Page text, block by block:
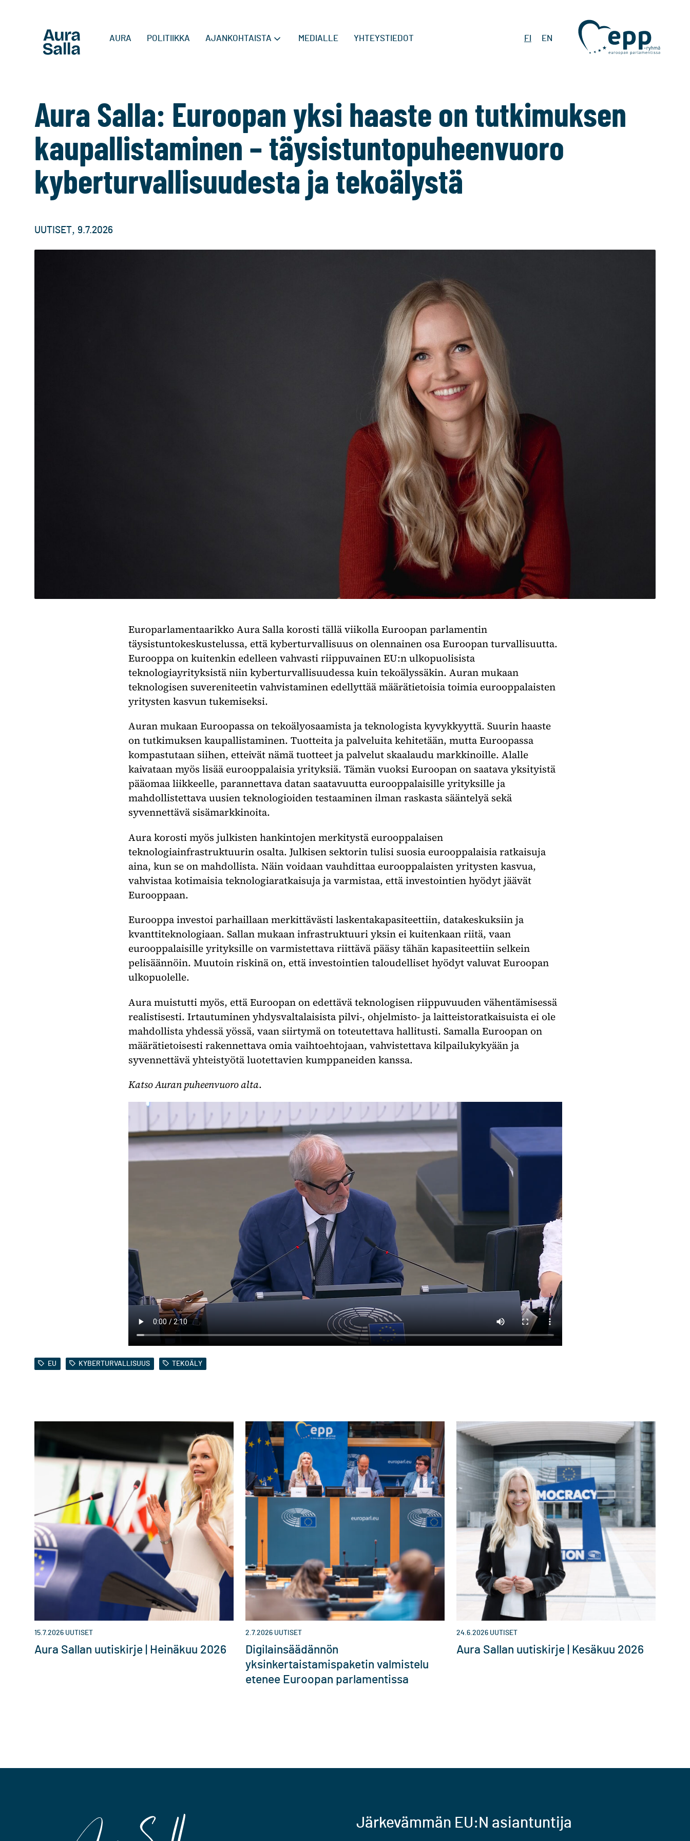
AURA POLITIIKKA AJANKOHTAISTA MEDIALLE YHTEYSTIEDOT FI EN
Aura Salla: Euroopan yksi haaste on tutkimuksen
kaupallistaminen – täysistuntopuheenvuoro
kyberturvallisuudesta ja tekoälystä
UUTISET ,9.7.2026
Europarlamentaarikko Aura Salla korosti tällä viikolla Euroopan parlamentin
täysistuntokeskustelussa, että kyberturvallisuus on olennainen osa Euroopan turvallisuutta.
Eurooppa on kuitenkin edelleen vahvasti riippuvainen EU:n ulkopuolisista
teknologiayrityksistä niin kyberturvallisuudessa kuin tekoälyssäkin. Auran mukaan
teknologisen suvereniteetin vahvistaminen edellyttää määrätietoisia toimia eurooppalaisten
yritysten kasvun tukemiseksi.
Auran mukaan Euroopassa on tekoälyosaamista ja teknologista kyvykkyyttä. Suurin haaste
on tutkimuksen kaupallistaminen. Tuotteita ja palveluita kehitetään, mutta Euroopassa
kompastutaan siihen, etteivät nämä tuotteet ja palvelut skaalaudu markkinoille. Alalle
kaivataan myös lisää eurooppalaisia yrityksiä. Tämän vuoksi Euroopan on saatava yksityistä
pääomaa liikkeelle, parannettava datan saatavuutta eurooppalaisille yrityksille ja
mahdollistettava uusien teknologioiden testaaminen ilman raskasta sääntelyä sekä
syvennettävä sisämarkkinoita.
Aura korosti myös julkisten hankintojen merkitystä eurooppalaisen
teknologiainfrastruktuurin osalta. Julkisen sektorin tulisi suosia eurooppalaisia ratkaisuja
aina, kun se on mahdollista. Näin voidaan vauhdittaa eurooppalaisten yritysten kasvua,
vahvistaa kotimaisia teknologiaratkaisuja ja varmistaa, että investointien hyödyt jäävät
Eurooppaan.
Eurooppa investoi parhaillaan merkittävästi laskentakapasiteettiin, datakeskuksiin ja
kvanttiteknologiaan. Sallan mukaan infrastruktuuri yksin ei kuitenkaan riitä, vaan
eurooppalaisille yrityksille on varmistettava riittävä pääsy tähän kapasiteettiin selkein
pelisäännöin. Muutoin riskinä on, että investointien taloudelliset hyödyt valuvat Euroopan
ulkopuolelle.
Aura muistutti myös, että Euroopan on edettävä teknologisen riippuvuuden vähentämisessä
realistisesti. Irtautuminen yhdysvaltalaisista pilvi-, ohjelmisto- ja laitteistoratkaisuista ei ole
mahdollista yhdessä yössä, vaan siirtymä on toteutettava hallitusti. Samalla Euroopan on
määrätietoisesti rakennettava omia vaihtoehtojaan, vahvistettava kilpailukykyään ja
syvennettävä yhteistyötä luotettavien kumppaneiden kanssa.
Katso Auran puheenvuoro alta.
EU KYBERTURVALLISUUS TEKOÄLY
15.7.2026 UUTISET
Aura Sallan uutiskirje | Heinäkuu 2026
2.7.2026 UUTISET
Digilainsäädännön
yksinkertaistamispaketin valmistelu
etenee Euroopan parlamentissa
24.6.2026 UUTISET
Aura Sallan uutiskirje | Kesäkuu 2026
Järkevämmän EU:N asiantuntija